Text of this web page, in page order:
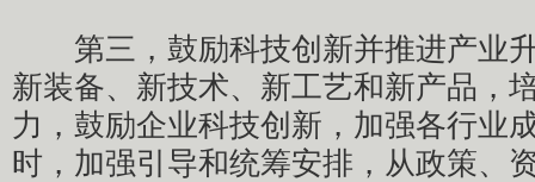
第三，鼓励科技创新并推进产业
新装备、新技术、新工艺和新产品，
力，鼓励企业科技创新，加强各行业
时，加强引导和统筹安排，从政策、